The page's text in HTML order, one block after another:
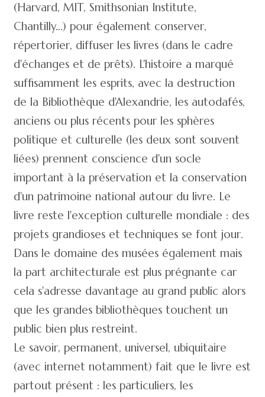
(Harvard, MIT, Smithsonian Institute,
Chantilly...) pour également conserver,
répertorier, diffuser les livres (dans le cadre
d'échanges et de prêts). L'histoire a marqué
suffisamment les esprits, avec la destruction
de la Bibliothèque d'Alexandrie, les autodafés,
anciens ou plus récents pour les sphères
politique et culturelle (les deux sont souvent
liées) prennent conscience d'un socle
important à la préservation et la conservation
d'un patrimoine national autour du livre. Le
livre reste l'exception culturelle mondiale : des
projets grandioses et techniques se font jour.
Dans le domaine des musées également mais
la part architecturale est plus prégnante car
cela s'adresse davantage au grand public alors
que les grandes bibliothèques touchent un
public bien plus restreint.
Le savoir, permanent, universel, ubiquitaire
(avec internet notamment) fait que le livre est
partout présent : les particuliers, les